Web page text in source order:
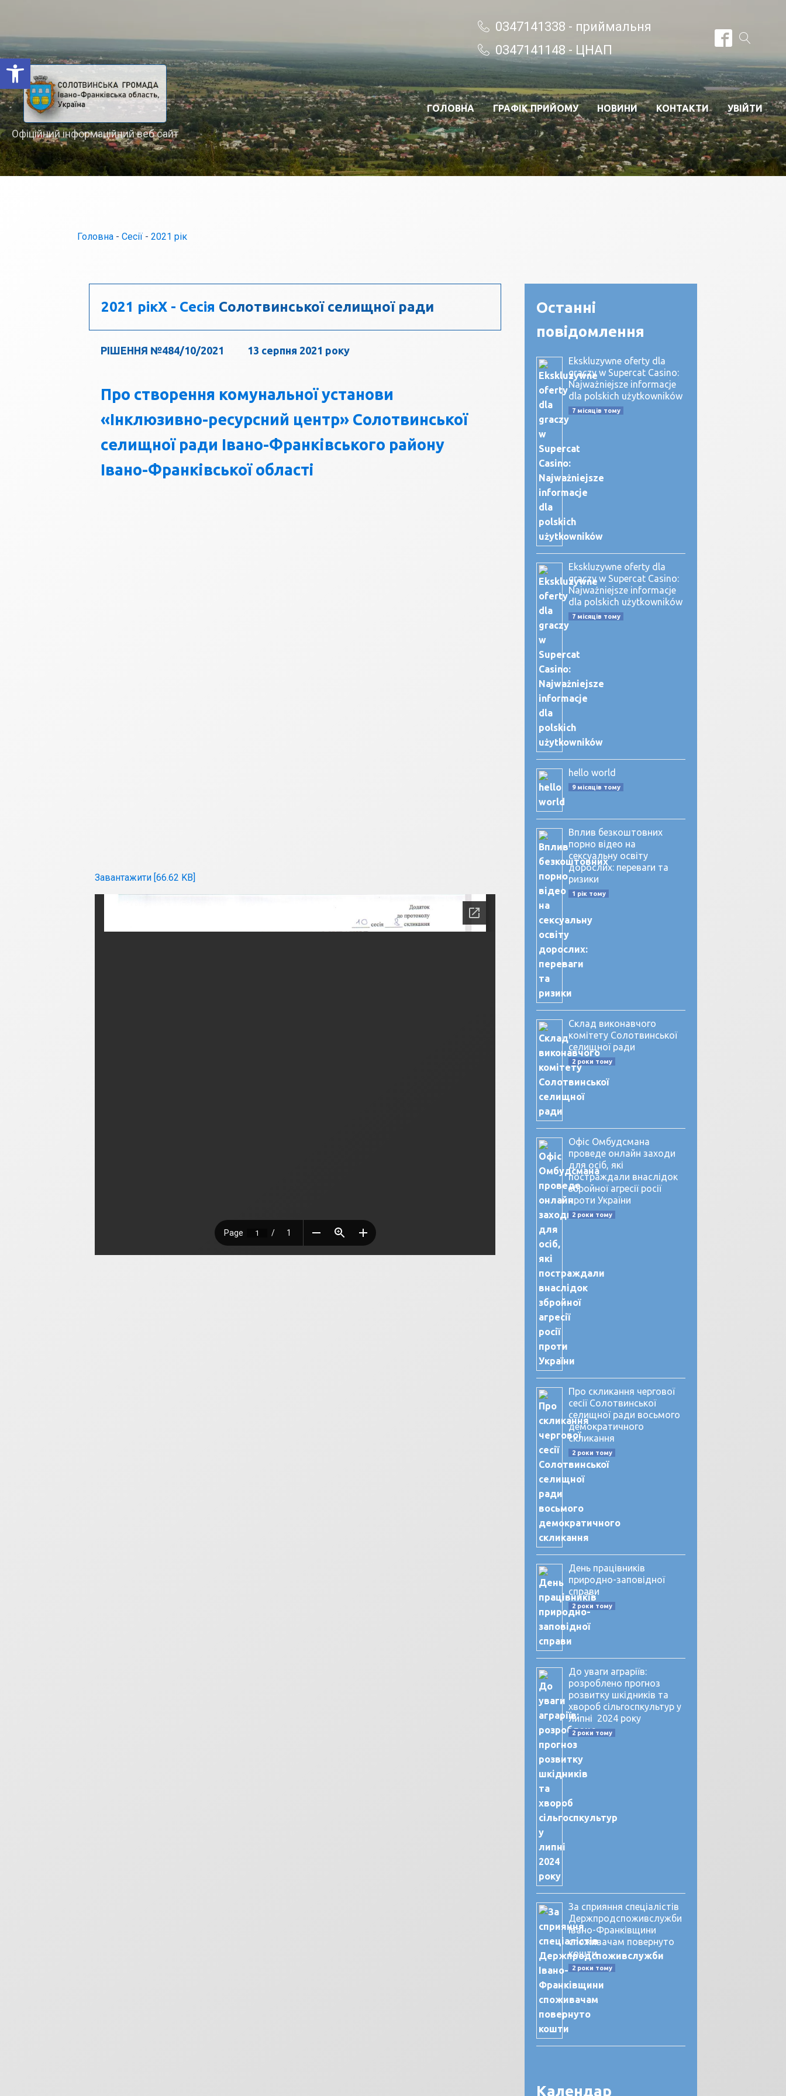
Відкрити Панель інструментів
0347141338 - приймальня
0347141148 - ЦНАП
Офіційний інформаційний веб сайт
ГОЛОВНА ГРАФІК ПРИЙОМУ НОВИНИ КОНТАКТИ УВІЙТИ
Головна - Сесії - 2021 рік
2021 рікX - Сесія Солотвинської селищної ради
РІШЕННЯ №484/10/2021 13 серпня 2021 року
Про створення комунальної установи
«Інклюзивно-ресурсний центр» Солотвинської
селищної ради Івано-Франківського району
Івано-Франківської області
Завантажити [66.62 KB]
Останні
повідомлення
Ekskluzywne oferty dla
graczy w Supercat Casino:
Najważniejsze informacje
dla polskich użytkowników
7 місяців тому
Ekskluzywne oferty dla
graczy w Supercat Casino:
Najważniejsze informacje
dla polskich użytkowników
7 місяців тому
hello world
9 місяців тому
Вплив безкоштовних
порно відео на
сексуальну освіту
дорослих: переваги та
ризики
1 рік тому
Склад виконавчого
комітету Солотвинської
селищної ради
2 роки тому
Офіс Омбудсмана
проведе онлайн заходи
для осіб, які
постраждали внаслідок
збройної агресії росії
проти України
2 роки тому
Про скликання чергової
сесії Солотвинської
селищної ради восьмого
демократичного
скликання
2 роки тому
День працівників
природно-заповідної
справи
2 роки тому
До уваги аграріїв:
розроблено прогноз
розвитку шкідників та
хвороб сільгоспкультур у
липні 2024 року
2 роки тому
За сприяння спеціалістів
Держпродспоживслужби
Івано-Франківщини
споживачам повернуто
кошти
2 роки тому
Календар